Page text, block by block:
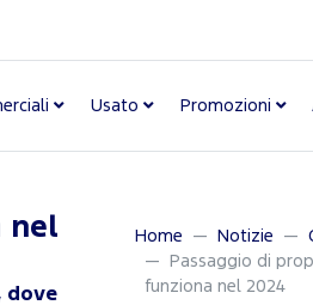
Usato Promozioni
nel
dove
Home Notizie
Passaggio di
funziona nel 2024